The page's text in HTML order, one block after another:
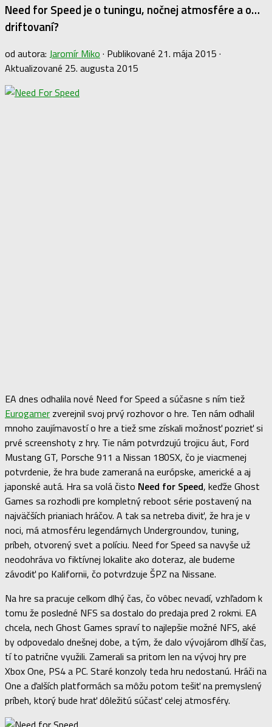
Need for Speed je o tuningu, nočnej atmosfére a o…
driftovaní?
od autora: Jaromír Miko · Publikované 21. mája 2015 ·
Aktualizované 25. augusta 2015
EA dnes odhalila nové Need for Speed a súčasne s ním tiež
Eurogamer zverejnil svoj prvý rozhovor o hre. Ten nám odhalil
mnoho zaujímavostí o hre a tiež sme získali možnosť pozrieť si
prvé screenshoty z hry. Tie nám potvrdzujú trojicu áut, Ford
Mustang GT, Porsche 911 a Nissan 180SX, čo je viacmenej
potvrdenie, že hra bude zameraná na európske, americké a aj
japonské autá. Hra sa volá čisto Need for Speed, keďže Ghost
Games sa rozhodli pre kompletný reboot série postavený na
najväčších prianiach hráčov. A tak sa netreba diviť, že hra je v
noci, má atmosféru legendárnych Undergroundov, tuning,
príbeh, otvorený svet a políciu. Need for Speed sa navyše už
neodohráva vo fiktívnej lokalite ako doteraz, ale budeme
závodiť po Kalifornii, čo potvrdzuje ŠPZ na Nissane.
Na hre sa pracuje celkom dlhý čas, čo vôbec nevadí, vzhľadom k
tomu že posledné NFS sa dostalo do predaja pred 2 rokmi. EA
chcela, nech Ghost Games spraví to najlepšie možné NFS, aké
by odpovedalo dnešnej dobe, a tým, že dalo vývojárom dlhší čas,
tí to patrične využili. Zamerali sa pritom len na vývoj hry pre
Xbox One, PS4 a PC. Staré konzoly teda hru nedostanú. Hráči na
One a ďalších platformách sa môžu potom tešiť na premyslený
príbeh, ktorý bude hrať dôležitú súčasť celej atmosféry.